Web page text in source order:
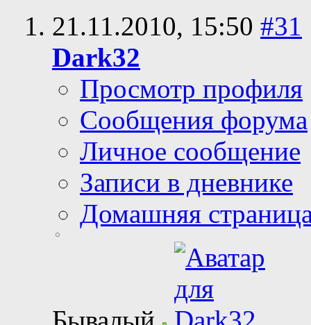
21.11.2010, 15:50 #31
Dark32
Просмотр профиля
Сообщения форума
Личное сообщение
Записи в дневнике
Домашняя